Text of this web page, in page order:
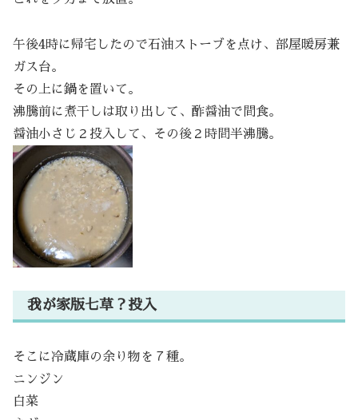
午後4時に帰宅したので石油ストーブを点け、部屋暖房兼
ガス台。
その上に鍋を置いて。
沸騰前に煮干しは取り出して、酢醤油で間食。
醤油小さじ２投入して、その後２時間半沸騰。
我が家版七草？投入
そこに冷蔵庫の余り物を７種。
ニンジン
白菜